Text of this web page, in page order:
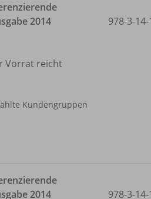
2014
Vorrat reicht
Kundengruppen
978-3-
2014
978-3-